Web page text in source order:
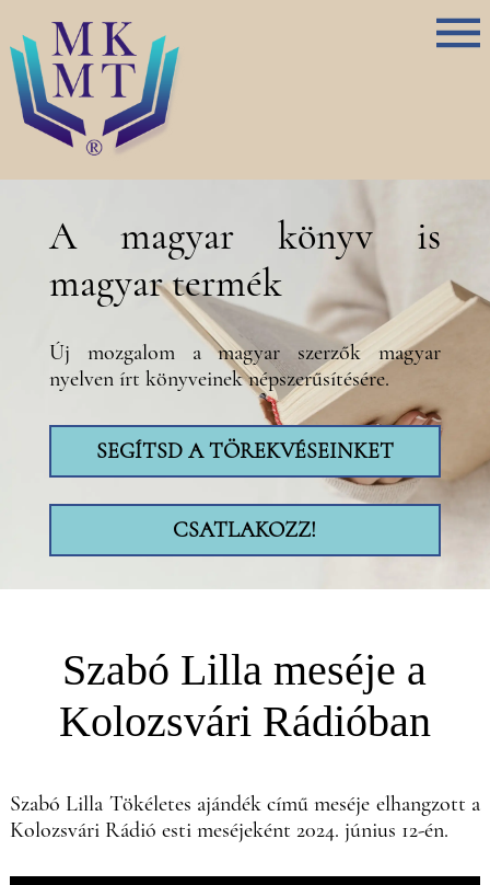
A magyar könyv is
magyar termék
Új mozgalom a magyar szerzők magyar
nyelven írt könyveinek népszerűsítésére.
SEGÍTSD A TÖREKVÉSEINKET
CSATLAKOZZ!
Szabó Lilla meséje a
Kolozsvári Rádióban
Szabó Lilla Tökéletes ajándék című meséje elhangzott a
Kolozsvári Rádió esti meséjeként 2024. június 12-én.